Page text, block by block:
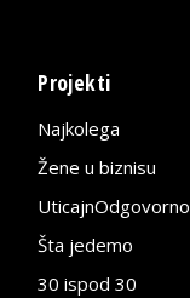
Projekti
Najkolega
Žene u biznisu
UticajnOdgovorno
Šta jedemo
30 ispod 30